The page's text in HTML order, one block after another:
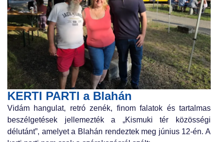
KERTI PARTI a Blahán
Vidám hangulat, retró zenék, finom falatok és tartalmas
beszélgetések jellemezték a „Kismuki tér közösségi
délutánt”, amelyet a Blahán rendeztek meg június 12-én. A